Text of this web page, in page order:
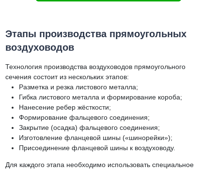
Этапы производства прямоугольных
воздуховодов
Технология производства воздуховодов прямоугольного
сечения состоит из нескольких этапов:
Разметка и резка листового металла;
Гибка листового металла и формирование короба;
Нанесение ребер жёсткости;
Формирование фальцевого соединения;
Закрытие (осадка) фальцевого соединения;
Изготовление фланцевой шины («шинорейки»);
Присоединение фланцевой шины к воздуховоду.
Для каждого этапа необходимо использовать специальное